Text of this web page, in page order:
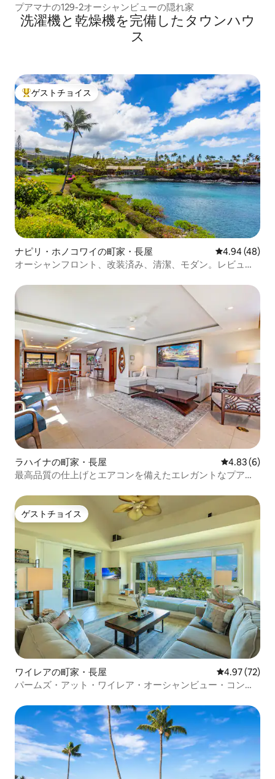
プアマナの129-2オーシャンビューの隠れ家
洗濯機と乾燥機を完備したタウンハウ
ス
大好評のゲストチョイスです。
ゲストチョイス
ナピリ・ホノコワイの町家・長屋 レビュー48
4.94 (48)
オーシャンフロント、改装済み、清潔、モダン。レビュー
ラハイナの町家・長屋 レビュー6
4.83 (6)
最高品質の仕上げとエアコンを備えたエレガントなプアマ
ゲストチョイス
ゲストチョイス
ワイレアの町家・長屋 レビュー72
4.97 (72)
パームズ・アット・ワイレア・オーシャンビュー・コンド